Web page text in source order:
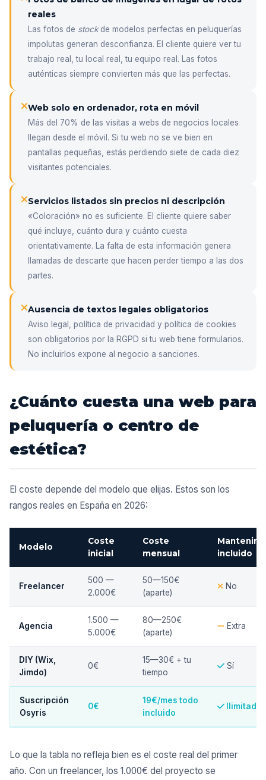
reales
Las fotos de stockde modelos perfectas en peluquerías
impolutas generan desconfianza. El cliente quiere ver tu
trabajo real, tu local real, tu equipo real. Las fotos
auténticas siempre convierten más que las perfectas.
Web solo en ordenador, rota en móvil
Más del 70% de las visitas a webs de negocios locales
llegan desde el móvil. Si tu web no se ve bien en
pantallas pequeñas, estás perdiendo siete de cada diez
visitantes potenciales.
Servicios listados sin precios ni descripción
«Coloración» no es suficiente. El cliente quiere saber
qué incluye, cuánto dura y cuánto cuesta
orientativamente. La falta de esta información genera
llamadas de descarte que hacen perder tiempo a las dos
partes.
Ausencia de textos legales obligatorios
Aviso legal, política de privacidad y política de cookies
son obligatorios por la RGPD si tu web tiene formularios.
No incluirlos expone al negocio a sanciones.
¿Cuánto cuesta una web para
peluquería o centro de
estética?
El coste depende del modelo que elijas. Estos son los
rangos reales en España en 2026:
Modelo
Coste
inicial
Coste
mensual
incluido
Freelancer
500 —
2.000€
50—150€
(aparte)
No
Agencia
1.500 —
5.000€
80—250€
(aparte)
Extra
DIY (Wix,
Jimdo)
0€
15—30€ + tu
tiempo
Sí
Suscripción
Osyris
0€
19€/mes todo
incluido
Ilimitado
Lo que la tabla no refleja bien es el coste real del primer
año. Con un freelancer, los 1.000€ del proyecto se